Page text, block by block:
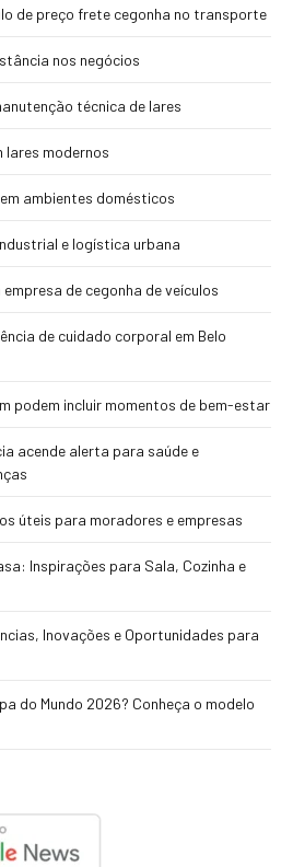
de preço frete cegonha no transporte
nos negócios
técnica de lares
lares modernos
ambientes domésticos
e logística urbana
de cegonha de veículos
de cuidado corporal em Belo
podem incluir momentos de bem-estar
acende alerta para saúde e
úteis para moradores e empresas
Inspirações para Sala, Cozinha e
Inovações e Oportunidades para
do Mundo 2026? Conheça o modelo